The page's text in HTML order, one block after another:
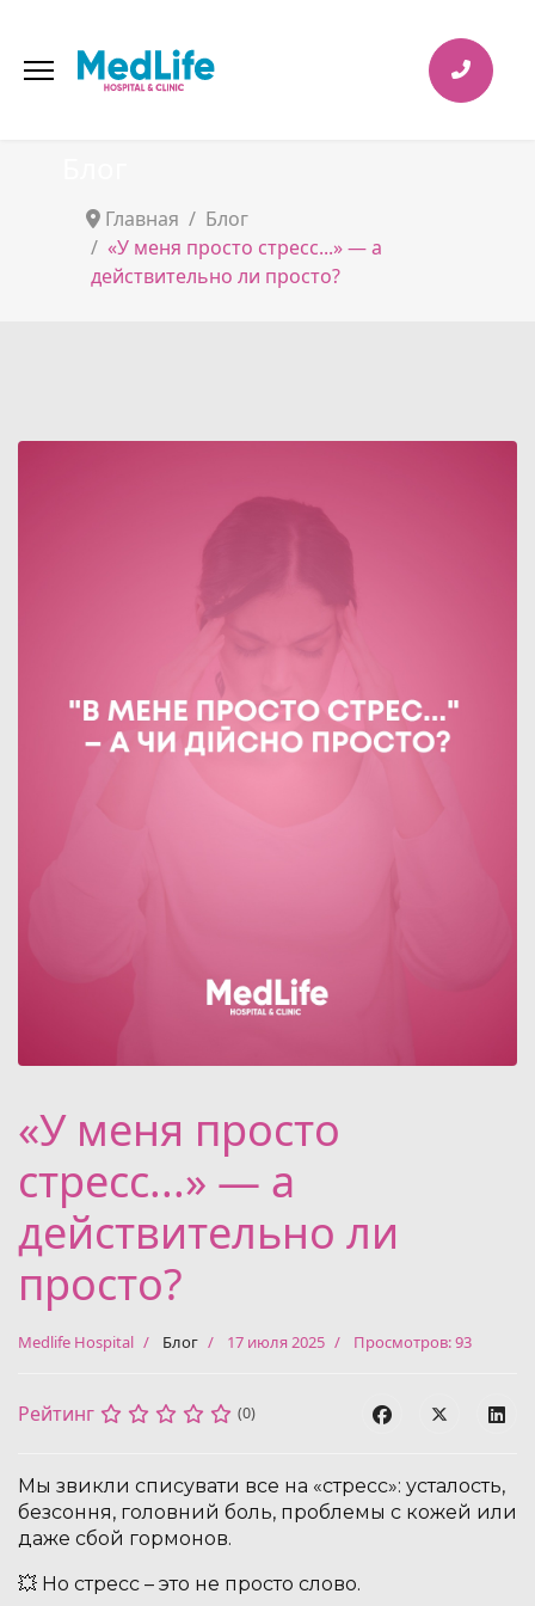
Главная
Блог
«У меня просто стресс...» — а
действительно ли просто?
«У меня просто
стресс...» — а
действительно ли
просто?
Medlife Hospital Блог 17 июля 2025 Просмотров: 93
Рейтинг (0)
Мы звикли списувати все на «стресс»: усталость,
безсоння, головний боль, проблемы с кожей или
даже сбой гормонов.
💥 Но стресс – это не просто слово.